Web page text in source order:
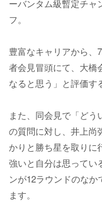
ーバンタム級暫定チャ
フ。
豊富なキャリアから、
者会見冒頭にて、大橋
なると思う」と評価す
また、同会見で「どう
の質問に対し、井上尚
かりと勝ち星を取りに
強いと自分は思ってい
ンが12ラウンドのな
ます。